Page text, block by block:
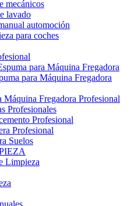
mecánicos
lavado
automoción
para coches
para Máquina Fregadora
para Máquina Fregadora
Máquina Fregadora Profesional
Profesionales
Profesional
Profesional
Suelos
Limpieza